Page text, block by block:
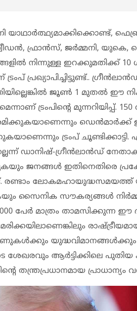
യാഥാര്‍ത്ഥ്യമാക്കിക്കൊണ്ട്,
ഫ്രാന്‍സ്, ജര്‍മ്മനി,
നിന്നുള്ള ഇറക്കുമതിക്ക്
പ്രഖ്യാപിച്ചിട്ടുണ്ട്..
ജൂണ്‍ 1 മുതല്‍ ഈ
ട്രംപിൻ്റെ മുന്നറിയിപ്പ്.
ഡെന്‍മാര്‍ക്ക്
ട്രംപ്
ഡാനിഷ്-ഗ്രീന്‍ലാന്‍ഡ്
ജനങ്ങള്‍ ഇതിനെതിരെ
രണ്ടാം
സൈനിക സൗകര്യങ്ങള്‍
പേര്‍ മാത്രം താമസിക്കുന്ന ഈ
ശേഖരവും ആര്‍ട്ടിക്കിലെ
തന്ത്രപ്രധാനമായ പ്രാധാന്യം